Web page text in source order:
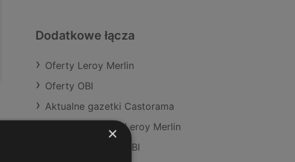
Dodatkowe łącza
Oferty Leroy Merlin
Oferty OBI
Aktualne gazetki Castorama
Aktualne gazetki Leroy Merlin
Aktualne gazetki OBI
×